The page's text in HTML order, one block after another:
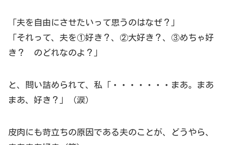
「夫を自由にさせたいって思うのはなぜ？」
「それって、夫を①好き？、②大好き？、③めちゃ好
き？ のどれなのよ？」
と、問い詰められて、私「・・・・・・・まあ。まあ
まあ、好き？」（涙）
皮肉にも苛立ちの原因である夫のことが、どうやら、